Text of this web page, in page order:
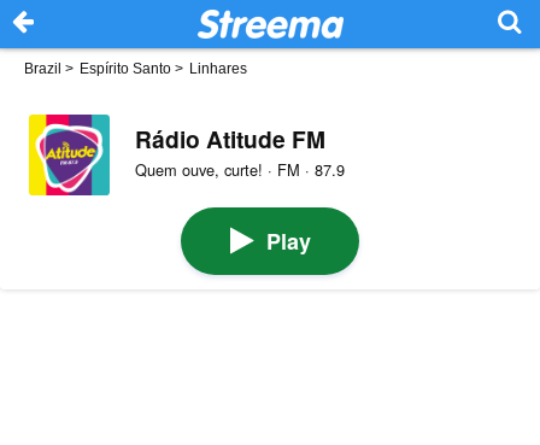
Brazil > Espírito Santo > Linhares
Rádio Atitude FM
Quem ouve, curte! · FM · 87.9
Play